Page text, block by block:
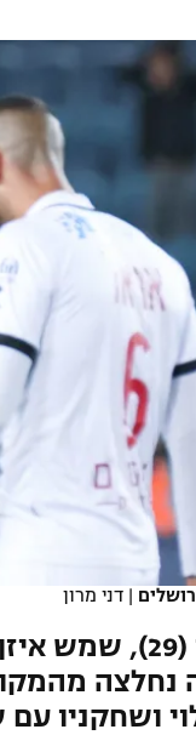
הפועל
הפועל
מכבי
בני
| דני מרון
נחלצה
עם שתי